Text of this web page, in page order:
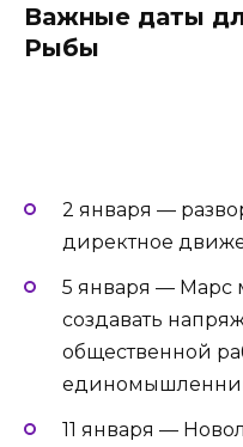
Важные даты
Рыбы
2 января —
директное
5 января — Марс
создавать
общественной
11 января —